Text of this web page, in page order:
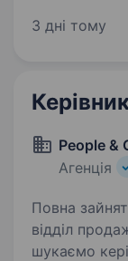
Морські,
3 дні тому
People &
Агенція
Повна
відділ
шукаємо